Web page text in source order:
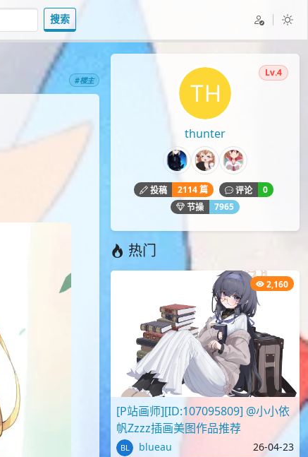
搜索
#楼主
thunter
Lv.4
投稿 2114 篇 评论
0
节操
7965
热门
2,160
[P站画师][ID:107095809] @小小依
帆Zzzz插画美图作品推荐
blueau 26-04-23